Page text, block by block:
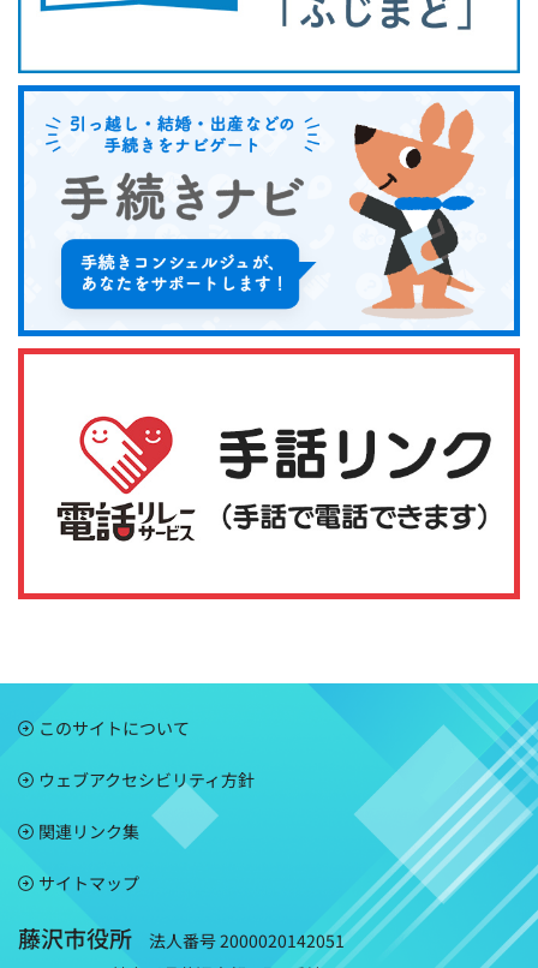
このサイトについて
ウェブアクセシビリティ方針
関連リンク集
サイトマップ
藤沢市役所
法人番号 2000020142051